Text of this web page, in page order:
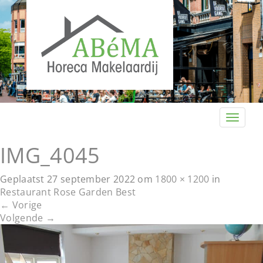
T
v
i
g
IMG_4045
Geplaatst27 september 2022 om 1800 × 1200 in
Restaurant Rose Garden Best
← Vorige
Volgende →